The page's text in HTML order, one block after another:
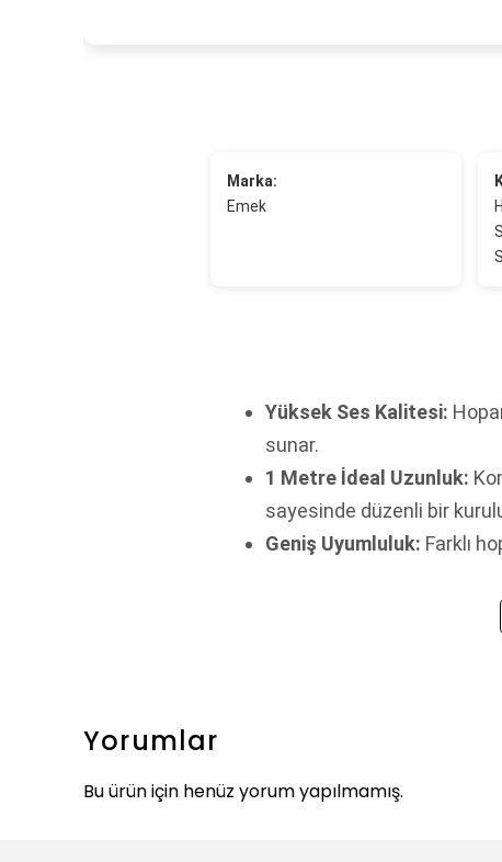
Marka:
Emek
Yüksek Ses Kalitesi:
sunar.
1 Metre İdeal Uzunluk:
sayesinde düzenli bir
Geniş Uyumluluk: Farklı
Yorumlar
Bu ürün için henüz yorum yapılmamış.